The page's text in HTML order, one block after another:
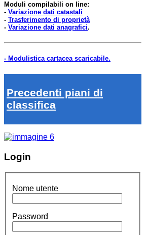
Moduli compilabili on line:
- Variazione dati catastali
- Trasferimento di proprietà
- Variazione dati anagrafici.
- Modulistica cartacea scaricabile.
Precedenti piani di
classifica
Login
Nome utente
Password